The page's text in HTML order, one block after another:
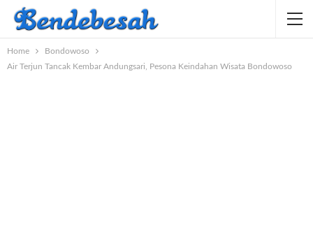
Home
Bondowoso
Air Terjun Tancak Kembar Andungsari, Pesona Keindahan Wisata Bondowoso